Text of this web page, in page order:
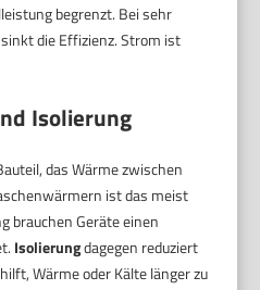
begrenzt. Bei sehr
die Effizienz. Strom ist
Isolierung
das Wärme zwischen
ist das meist
brauchen Geräte einen
Isolierungdagegen reduziert
Wärme oder Kälte länger zu